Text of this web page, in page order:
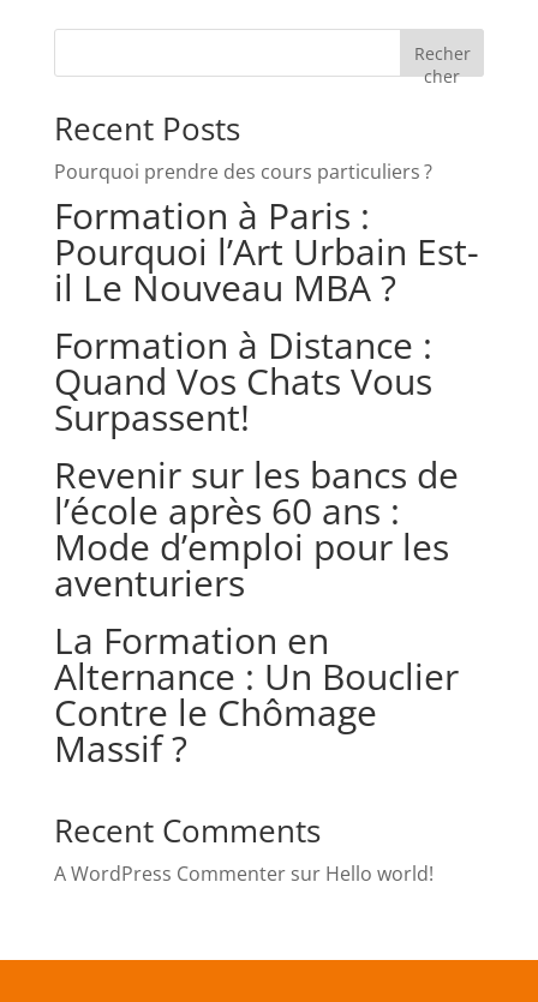
Recher
cher
Recent Posts
Pourquoi prendre des cours particuliers ?
Formation à Paris :
Pourquoi l’Art Urbain Est-
il Le Nouveau MBA ?
Formation à Distance :
Quand Vos Chats Vous
Surpassent!
Revenir sur les bancs de
l’école après 60 ans :
Mode d’emploi pour les
aventuriers
La Formation en
Alternance : Un Bouclier
Contre le Chômage
Massif ?
Recent Comments
A WordPress Commentersur Hello world!